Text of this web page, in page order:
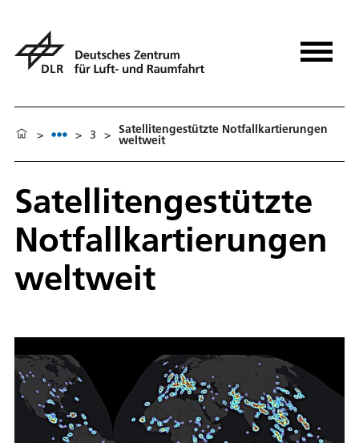
> > 3 > Satellitengestützte Notfallkartierungen
weltweit
Satellitengestützte
Notfallkartierungen
weltweit